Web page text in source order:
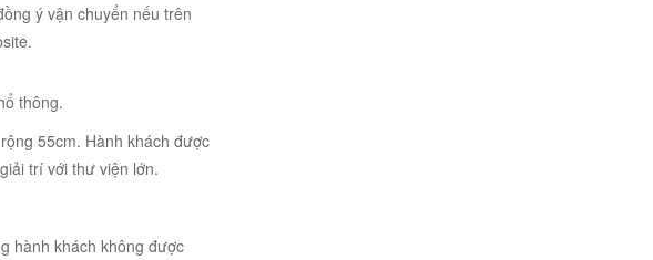
ý vận chuyển nếu trên
thông.
55cm. Hành khách được
trí với thư viện lớn.
hành khách không được